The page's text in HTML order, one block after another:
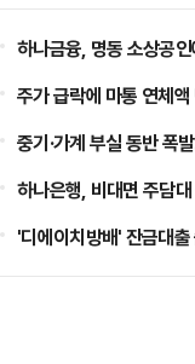
하나금융, 명동 소상공
주가 급락에 마통 연체
중기·가계 부실 동반 폭
하나은행, 비대면 주담
'디에이치방배' 잔금대